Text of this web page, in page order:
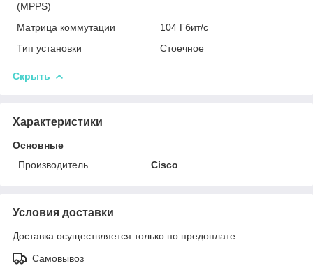
(MPPS)
Матрица коммутации
104 Гбит/с
Тип установки
Стоечное
Скрыть
Характеристики
Основные
Производитель
Cisco
Условия доставки
Доставка осуществляется только по предоплате.
Самовывоз